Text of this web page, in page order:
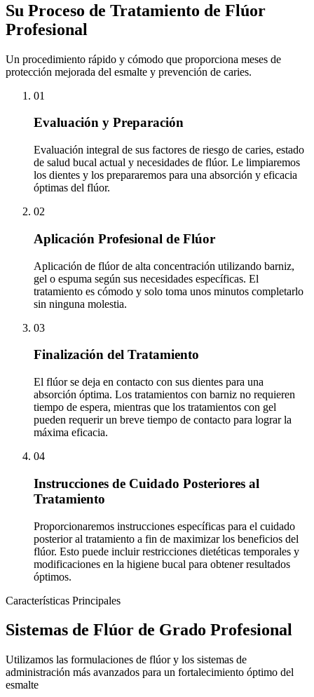
Su Proceso de Tratamiento de Flúor
Profesional
Un procedimiento rápido y cómodo que proporciona meses de
protección mejorada del esmalte y prevención de caries.
01
Evaluación y Preparación
Evaluación integral de sus factores de riesgo de caries, estado
de salud bucal actual y necesidades de flúor. Le limpiaremos
los dientes y los prepararemos para una absorción y eficacia
óptimas del flúor.
02
Aplicación Profesional de Flúor
Aplicación de flúor de alta concentración utilizando barniz,
gel o espuma según sus necesidades específicas. El
tratamiento es cómodo y solo toma unos minutos completarlo
sin ninguna molestia.
03
Finalización del Tratamiento
El flúor se deja en contacto con sus dientes para una
absorción óptima. Los tratamientos con barniz no requieren
tiempo de espera, mientras que los tratamientos con gel
pueden requerir un breve tiempo de contacto para lograr la
máxima eficacia.
04
Instrucciones de Cuidado Posteriores al
Tratamiento
Proporcionaremos instrucciones específicas para el cuidado
posterior al tratamiento a fin de maximizar los beneficios del
flúor. Esto puede incluir restricciones dietéticas temporales y
modificaciones en la higiene bucal para obtener resultados
óptimos.
Características Principales
Sistemas de Flúor de Grado Profesional
Utilizamos las formulaciones de flúor y los sistemas de
administración más avanzados para un fortalecimiento óptimo del
esmalte